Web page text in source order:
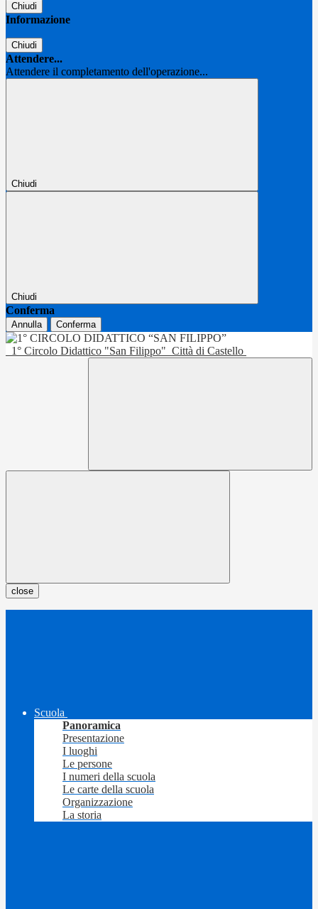
Chiudi
Informazione
Chiudi
Attendere...
Attendere il completamento dell'operazione...
Chiudi
Chiudi
Conferma
Annulla Conferma
1° Circolo Didattico "San Filippo" Città di Castello
close
Scuola
Panoramica
Presentazione
I luoghi
Le persone
I numeri della scuola
Le carte della scuola
Organizzazione
La storia